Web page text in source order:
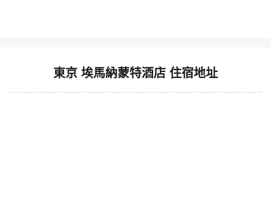
東京 埃馬納蒙特酒店 住宿地址